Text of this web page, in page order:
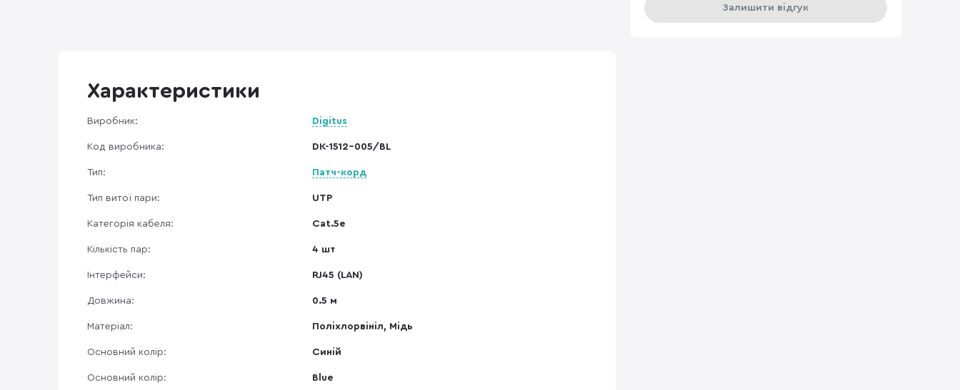
Залишити відгук
Характеристики
Виробник: Digitus
Код виробника: DK-1512-005/BL
Тип: Патч-корд
Тип витої пари: UTP
Категорія кабеля: Cat.5e
Кількість пар: 4 шт
Інтерфейси: RJ45 (LAN)
Довжина: 0.5 м
Матеріал: Поліхлорвініл, Мідь
Основний колір: Синій
Основний колір: Blue